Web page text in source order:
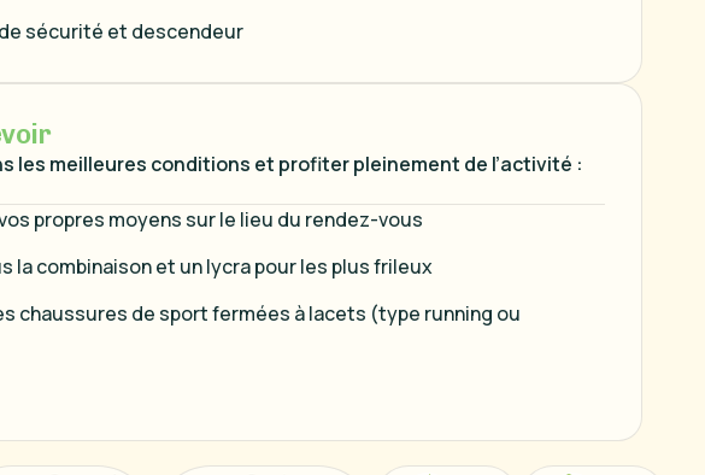
sécurité et descendeur
voir
les meilleures conditions et profiter pleinement de l’activité :
propres moyens sur le lieu du rendez-vous
la combinaison et un lycra pour les plus frileux
chaussures de sport fermées à lacets (type running ou